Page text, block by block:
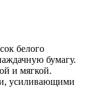
белого
бумагу.
и мягкой.
усиливающими